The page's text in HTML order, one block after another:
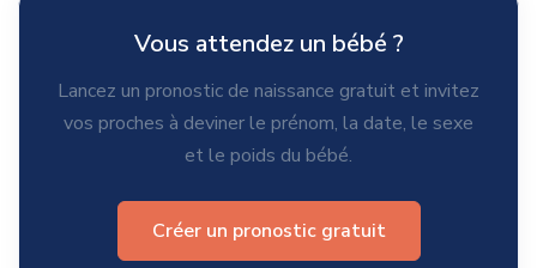
Vous attendez un bébé ?
Lancez un pronostic de naissance gratuit et invitez
vos proches à deviner le prénom, la date, le sexe
et le poids du bébé.
Créer un pronostic gratuit